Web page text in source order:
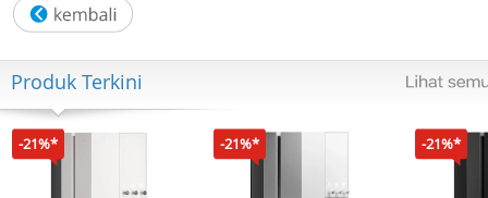
• GPU: Adreno 256GB
• RAM/ROM: 12GB + 256GB
• Tipe RAM: LPDDR5X
• Tipe ROM: UFS 4.1
• Ekspansi RAM: 12GB
• Ekspansi ROM: Tidak didukung
• Baterai: 6500mAh (tipikal), 6300mAh (rated)
Produk Terkini
-21%* -21%* -21%*